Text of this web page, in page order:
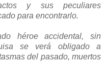
y sus peculiares
para encontrarlo.
héroe accidental, sin
se verá obligado a
del pasado, muertos